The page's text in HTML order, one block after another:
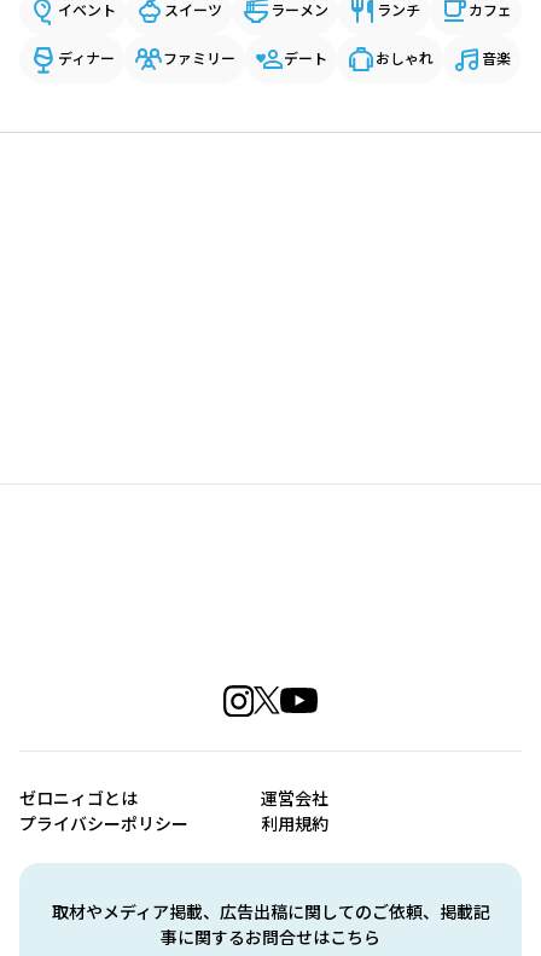
イベント スイーツ ラーメン ランチ カフェ
ディナー ファミリー デート おしゃれ 音楽
取材やメディア掲載、広告出稿に関してのご依頼、掲載記
事に関するお問合せはこちら
ゼロニィゴとは
運営会社
プライバシーポリシー
利用規約